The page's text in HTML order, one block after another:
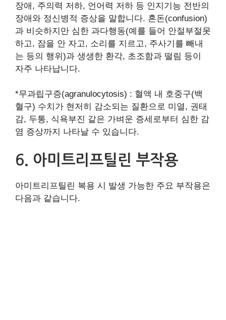
장애, 주의력 저하, 언어력 저하 등 인지기능 전반의
장애와 정신병적 증상을 말합니다. 혼돈(confusion)
과 비슷하지만 심한 과다행동(예를 들어 안절부절못
하고, 잠을 안 자고, 소리를 지르고, 주사기를 빼내
는 등의 행위)과 생생한 환각, 초조함과 떨림 등이
자주 나타납니다.
*무과립구증(agranulocytosis) : 혈액 내 호중구(백
혈구) 수치가 현저히 감소되는 질환으로 미열, 권태
감, 두통, 식욕부진 같은 가벼운 증세로부터 심한 감
염 증상까지 나타날 수 있습니다.
6. 아미트리프틸린 부작용
아미트리프틸린 복용 시 발생 가능한 주요 부작용은
다음과 같습니다.